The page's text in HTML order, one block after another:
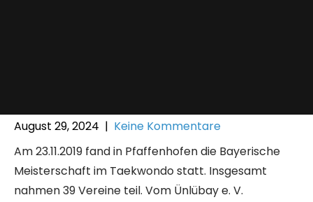
August 29, 2024 | Keine Kommentare
Am 23.11.2019 fand in Pfaffenhofen die Bayerische
Meisterschaft im Taekwondo statt. Insgesamt
nahmen 39 Vereine teil. Vom Ünlübay e. V.